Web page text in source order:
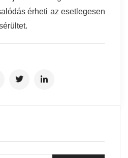
érheti az esetlegesen